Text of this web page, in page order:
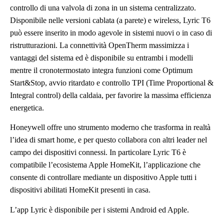
controllo di una valvola di zona in un sistema centralizzato.
Disponibile nelle versioni cablata (a parete) e wireless, Lyric T6
può essere inserito in modo agevole in sistemi nuovi o in caso di
ristrutturazioni. La connettività OpenTherm massimizza i
vantaggi del sistema ed è disponibile su entrambi i modelli
mentre il cronotermostato integra funzioni come Optimum
Start&Stop, avvio ritardato e controllo TPI (Time Proportional &
Integral control) della caldaia, per favorire la massima efficienza
energetica.
Honeywell offre uno strumento moderno che trasforma in realtà
l’idea di smart home, e per questo collabora con altri leader nel
campo dei dispositivi connessi. In particolare Lyric T6 è
compatibile l’ecosistema Apple HomeKit, l’applicazione che
consente di controllare mediante un dispositivo Apple tutti i
dispositivi abilitati HomeKit presenti in casa.
L’app Lyric è disponibile per i sistemi Android ed Apple.